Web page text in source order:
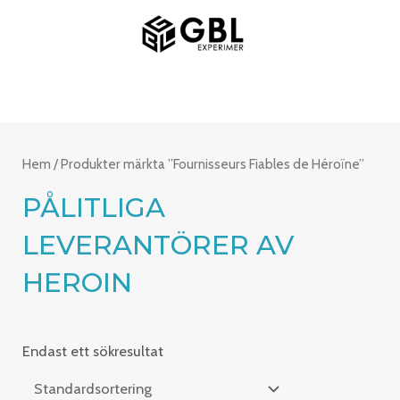
HUVUDMENY
Hem / Produkter märkta ”Fournisseurs Fiables de Héroïne”
PÅLITLIGA
LEVERANTÖRER AV
HEROIN
Endast ett sökresultat